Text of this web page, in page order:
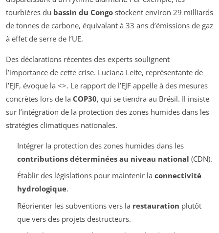
tourbières du bassin du Congo stockent environ 29 milliards
de tonnes de carbone, équivalant à 33 ans d’émissions de gaz
à effet de serre de l’UE.
Des déclarations récentes des experts soulignent
l’importance de cette crise. Luciana Leite, représentante de
l’EJF, évoque la <>. Le rapport de l’EJF appelle à des mesures
concrètes lors de la COP30, qui se tiendra au Brésil. Il insiste
sur l’intégration de la protection des zones humides dans les
stratégies climatiques nationales.
Intégrer la protection des zones humides dans les
contributions déterminées au niveau national (CDN).
Établir des législations pour maintenir la connectivité
hydrologique.
Réorienter les subventions vers la restauration plutôt
que vers des projets destructeurs.